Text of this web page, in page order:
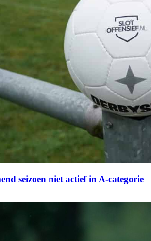
seizoen niet actief in A-categorie